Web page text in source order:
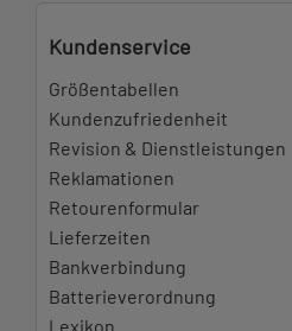
Kundenservice
Größentabellen
Kundenzufriedenheit
Revision & Dienstleistungen
Reklamationen
Retourenformular
Lieferzeiten
Bankverbindung
Batterieverordnung
Lexikon